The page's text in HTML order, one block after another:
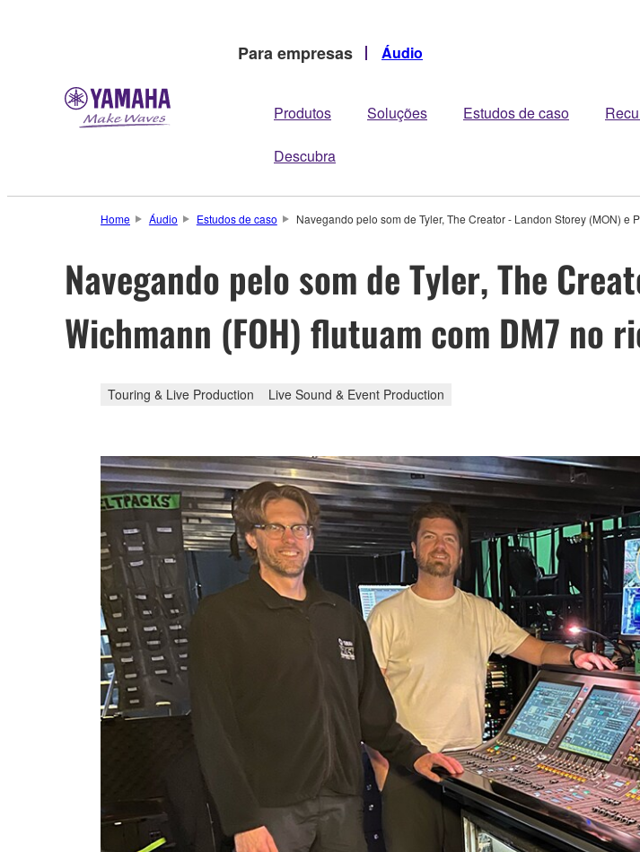
Para empresas Áudio
Produtos Soluções Estudos de caso
Descubra
Home Áudio Estudos de caso Navegando pelo som de Tyler, The Creator - Landon Storey (MON) e
Navegando pelo som de Tyler, The
Wichmann (FOH) flutuam com DM7 no
Touring & Live Production Live Sound & Event Production